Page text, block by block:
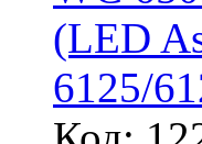
(LED
6125/